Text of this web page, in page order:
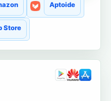
Aptoide
Store